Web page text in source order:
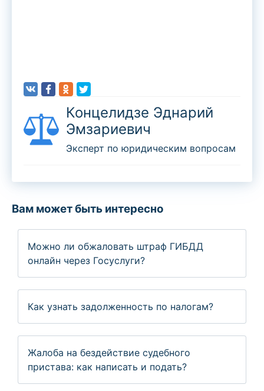
Концелидзе Эднарий
Эмзариевич
Эксперт по юридическим вопросам
Вам может быть интересно
Можно ли обжаловать штраф ГИБДД
онлайн через Госуслуги?
Как узнать задолженность по налогам?
Жалоба на бездействие судебного
пристава: как написать и подать?